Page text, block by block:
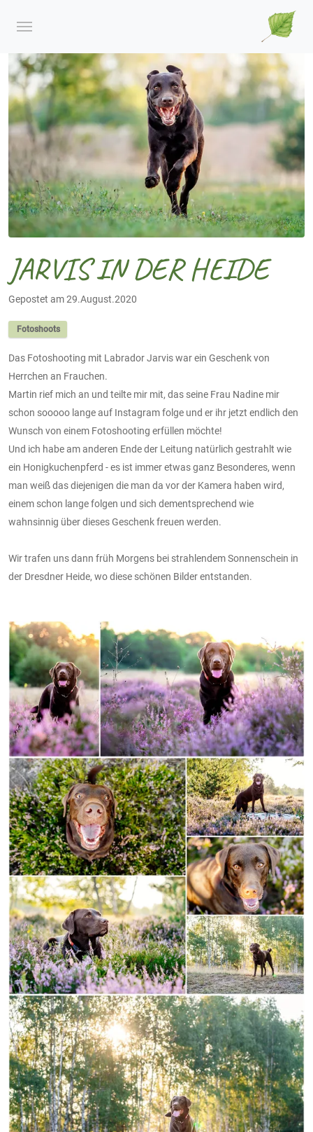
JARVIS IN DER HEIDE
Gepostet am 29.August.2020
Fotoshoots
Das Fotoshooting mit Labrador Jarvis war ein Geschenk von
Herrchen an Frauchen.
Martin rief mich an und teilte mir mit, das seine Frau Nadine mir
schon sooooo lange auf Instagram folge und er ihr jetzt endlich den
Wunsch von einem Fotoshooting erfüllen möchte!
Und ich habe am anderen Ende der Leitung natürlich gestrahlt wie
ein Honigkuchenpferd - es ist immer etwas ganz Besonderes, wenn
man weiß das diejenigen die man da vor der Kamera haben wird,
einem schon lange folgen und sich dementsprechend wie
wahnsinnig über dieses Geschenk freuen werden.
Wir trafen uns dann früh Morgens bei strahlendem Sonnenschein in
der Dresdner Heide, wo diese schönen Bilder entstanden.